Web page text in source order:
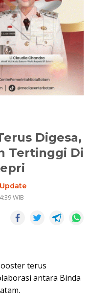
Digesa,
Tertinggi Di
WIB
terus
antara Binda